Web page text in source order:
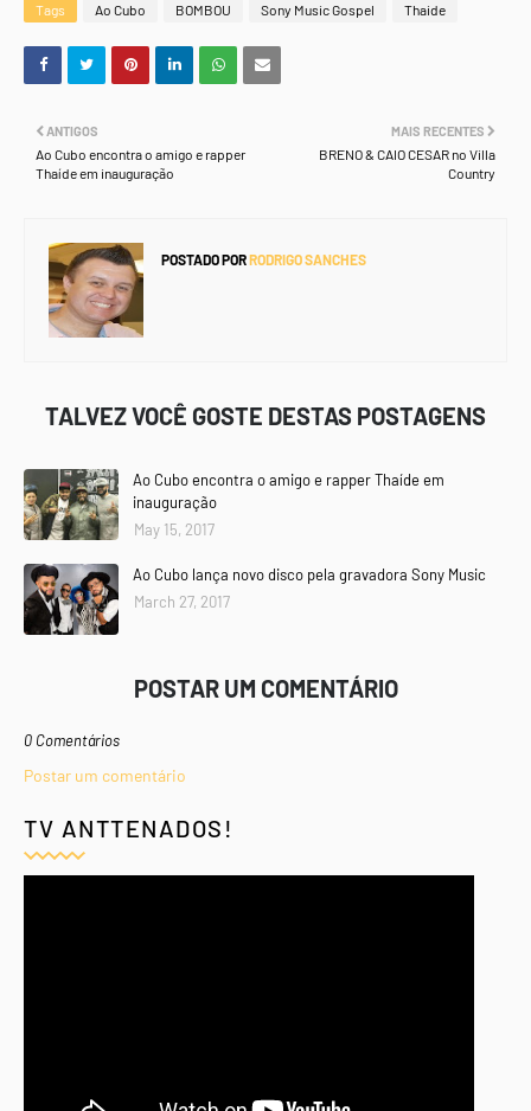
Tags Ao Cubo BOMBOU Sony Music Gospel Thaide
MAIS RECENTES
BRENO & CAIO CESAR no Villa
Country
ANTIGOS
Ao Cubo encontra o amigo e rapper
Thaíde em inauguração
POSTADO PORRODRIGO SANCHES
TALVEZ VOCÊ GOSTE DESTAS POSTAGENS
Ao Cubo encontra o amigo e rapper Thaíde em
inauguração
May 15, 2017
Ao Cubo lança novo disco pela gravadora Sony Music
March 27, 2017
POSTAR UM COMENTÁRIO
0 Comentários
Postar um comentário
TV ANTTENADOS!